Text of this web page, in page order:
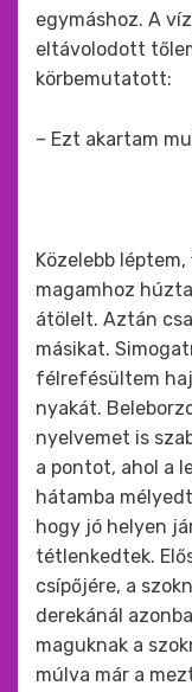
egymáshoz. A
eltávolodott
körbemutatott:
– Ezt akartam
Közelebb
magamhoz
átölelt. Aztán
másikat.
félrefésültem
nyakát.
nyelvemet is
a pontot, ahol a
hátamba
hogy jó helyen
tétlenkedtek.
csípőjére, a
derekánál
maguknak a
múlva már a